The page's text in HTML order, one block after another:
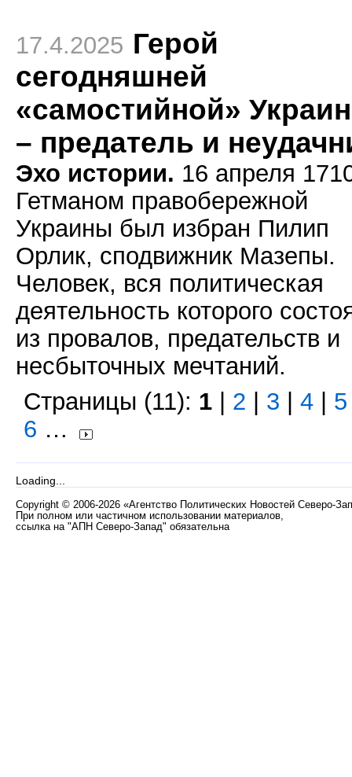
17.4.2025 Герой
сегодняшней
«самостийной»
– предатель и
Эхо истории. 16 апреля
Гетманом правобережной
Украины был избран Пилип
Орлик, сподвижник Мазепы.
Человек, вся политическая
деятельность которого
из провалов, предательств и
несбыточных мечтаний.
Страницы (11): 1 2 3 4 5
6 …
Loading...
Copyright © 2006-2026 «Агентство Политических Новостей Северо-
При полном или частичном использовании материалов,
ссылка на "АПН Северо-Запад" обязательна